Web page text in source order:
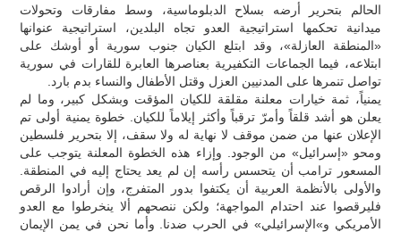
الحالم بتحرير أرضه بسلاح الدبلوماسية، وسط مفارقات وتحولات
ميدانية تحكمها استراتيجية العدو تجاه البلدين، استراتيجية عنوانها
«المنطقة العازلة»، وقد ابتلع الكيان جنوب سورية أو أوشك على
ابتلاعه، فيما الجماعات التكفيرية بعناصرها العابرة للقارات في سورية
تواصل تنمرها على المدنيين العزل وقتل الأطفال والنساء بدم بارد.
يمنياً، ثمة خيارات معلنة مقلقة للكيان المؤقت وبشكل كبير، وما لم
يعلن هو أشد قلقاً وأمرّ ترقباً وأكثر إيلاماً للكيان. خطوة يمنية أولى تم
الإعلان عنها من ضمن موقف لا نهاية له ولا سقف، إلا بتحرير فلسطين
ومحو «إسرائيل» من الوجود. وإزاء هذه الخطوة المعلنة يتوجب على
المسعور ترامب أن يتحسس رأسه إن لم يعد يحتاج إليه في المنطقة.
والأولى بالأنظمة العربية أن يكتفوا بدور المتفرج، وإن أرادوا الرقص
فليرقصوا عند احتدام المواجهة؛ ولكن ننصحهم ألا ينخرطوا مع العدو
الأمريكي و»الإسرائيلي» في الحرب ضدنا. وأما نحن في يمن الإيمان